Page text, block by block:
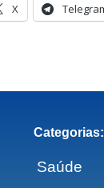
X
Categorias:
Saúde